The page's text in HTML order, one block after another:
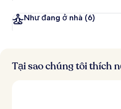
Như đang ở nhà (6)
Tại sao chúng tôi thích